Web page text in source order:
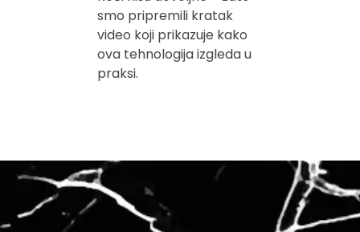
smo pripremili kratak
video koji prikazuje kako
ova tehnologija izgleda u
praksi.